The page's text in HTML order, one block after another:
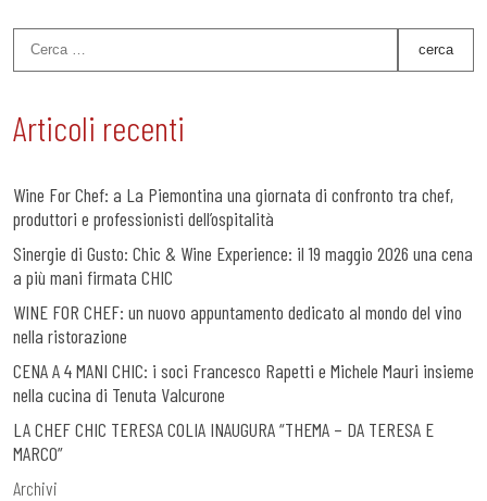
Articoli recenti
Wine For Chef: a La Piemontina una giornata di confronto tra chef,
produttori e professionisti dell’ospitalità
Sinergie di Gusto: Chic & Wine Experience: il 19 maggio 2026 una cena
a più mani firmata CHIC
WINE FOR CHEF: un nuovo appuntamento dedicato al mondo del vino
nella ristorazione
CENA A 4 MANI CHIC: i soci Francesco Rapetti e Michele Mauri insieme
nella cucina di Tenuta Valcurone
LA CHEF CHIC TERESA COLIA INAUGURA “THEMA – DA TERESA E
MARCO”
Archivi